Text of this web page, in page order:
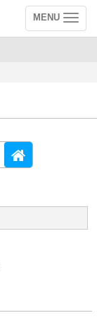
Toggle
navigation
MENU